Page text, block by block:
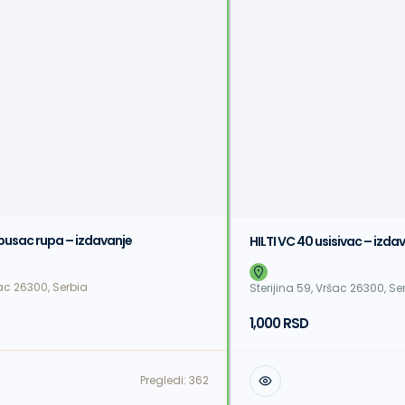
busac rupa – izdavanje
26300, Serbia
Pregledi: 362
HILTI VC 40 usisivac –
Sterijina 59, Vršac 26300,
1,000 RSD